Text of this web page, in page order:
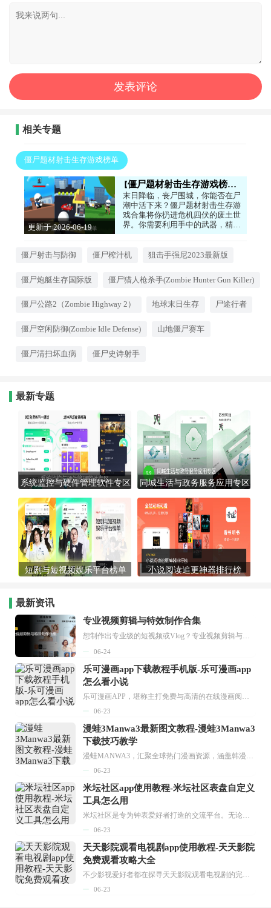
相关专题
僵尸题材射击生存游戏榜单
更新于 2026-06-19
僵尸题材射击生存游戏榜单
末日降临，丧尸围城，你能否在尸
潮中活下来？僵尸题材射击生存游
戏合集将你扔进危机四伏的废土世
界。你需要利用手中的武器，精准
爆头消灭涌来的变异体，同时搜刮
戏，这里的生存压力更大——弹药
划撤退路线。每一次弹夹打空的瞬
片区域后的喘息，则是对生存本能
僵尸射击与防御 僵尸榨汁机 狙击手强尼2023最新版
僵尸炮艇生存国际版 僵尸猎人枪杀手(Zombie Hunter Gun Killer)
僵尸公路2（Zombie Highway 2） 地球末日生存 尸途行者
僵尸空闲防御(Zombie Idle Defense) 山地僵尸赛车
僵尸清扫坏血病 僵尸史诗射手
最新专题
系统监控与硬件管理软件专区 同城生活与政务服务应用专区
短剧与短视频娱乐平台榜单 小说阅读追更神器排行榜
最新资讯
专业视频剪辑与特效制作合集
想制作出专业级的短视频或Vlog？专业视频剪辑与特效制作大全专题为你提供了从剪辑、抠像到特效包装的全套解决方案。无论是添加炫酷的片头、进行精准的视频抠图，还是制...
06-24
乐可漫画app下载教程手机版-乐可漫画app
怎么看小说
乐可漫画APP，堪称主打免费与高清的在线漫画阅读神器。其官方版提供海量完整版漫画资源，无论是国内漫画，还是日漫、韩漫、台漫、美漫等国外漫画，应有尽有，随时供你阅读。只需轻点一下，便能直接进入阅读界面。不仅如此，乐可漫画最新版本更新速度极快，在这里，你总能抢先看到全网一手漫画章节内容！...
06-23
漫蛙3Manwa3最新图文教程-漫蛙3Manwa3
下载技巧教学
漫蛙MANWA3，汇聚全球热门漫画资源，涵盖韩漫、欧美漫画、国漫等多种类型，题材丰富多样，全方位满足用户阅读喜好。它不仅是阅读平台，更是创作平台，为广大用户打造零门槛创作环境。...
06-23
米坛社区app使用教程-米坛社区表盘自定义
工具怎么用
米坛社区是专为钟表爱好者打造的交流平台。无论你是初涉钟表领域的普通爱好者，还是拥有多年收藏经验的资深玩家，都能在此找到属于自己的天地。 无需注册，就能轻松参与其中。通过专业的讨论论坛与丰富的交互功能，你可与世界各地的钟表爱好者畅快交流。若你钟情于钟表，米坛社区无疑是值得一试的理想之选。在这里，你能获取最新的手表资讯，交流见解，提升鉴赏品味，让每一块手表都成为收藏故事中重要的一部分。感兴趣的朋友，不要错过下载机会。...
06-23
天天影院观看电视剧app使用教程-天天影院
免费观看攻略大全
不少影视爱好者都在探寻天天影院观看电视剧的完整方法，结合最新平台使用规则，本篇新手入门攻略全面讲解观看渠道、检索流程、播放设置以及画面模式调整等实用内容。全文适配手机、电脑等主流设备，步骤简洁易懂，无论是初次使用的新手，还是想要优化观影体验的用户，都能参照内容快速上手，熟练掌握平台各项操作技巧，轻松畅享影视内容。...
06-23